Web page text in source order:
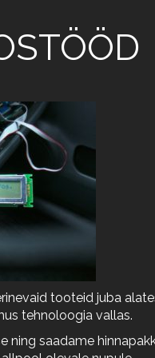
tooteid juba
tehnoloogia vallas.
saadame